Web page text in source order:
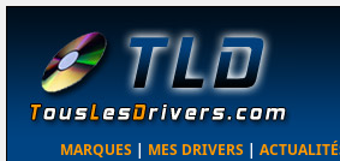
MARQUES | MES DRIVERS |